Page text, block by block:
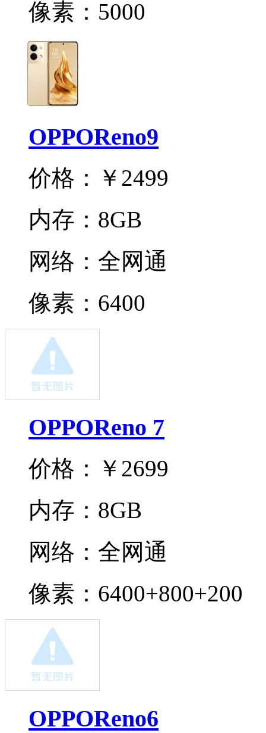
像素： 5000
OPPOReno9
价格：
￥2499
内存： 8GB
网络： 全网通
像素： 6400
OPPOReno 7
价格：
￥2699
内存： 8GB
网络： 全网通
像素： 6400+800+200
OPPOReno6